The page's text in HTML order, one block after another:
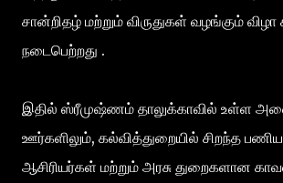
சான்றிதழ் மற்றும் விருதுகள் வழங்கும் விழா
நடைபெற்றது .
இதில் ஸ்ரீமுஷ்ணம் தாலுக்காவில் உள்ள
ஊர்களிலும், கல்வித்துறையில் சிறந்த
ஆசிரியர்கள் மற்றும் அரசு துறைகளான